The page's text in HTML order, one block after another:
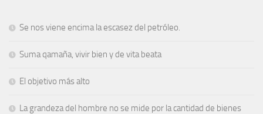
Se nos viene encima la escasez del petróleo.
Suma qamaña, vivir bien y de vita beata
El objetivo más alto
La grandeza del hombre no se mide por la cantidad de bienes